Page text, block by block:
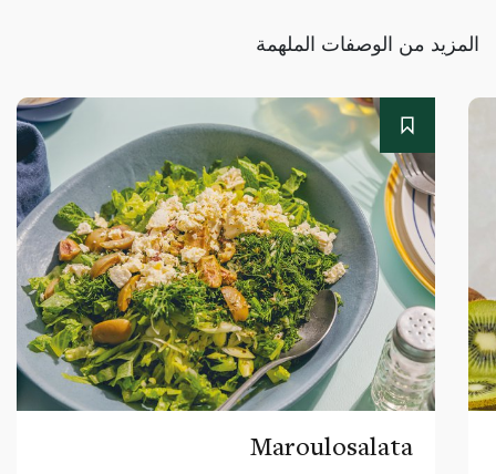
المزيد من الوصفات الملهمة
Maroulosalata